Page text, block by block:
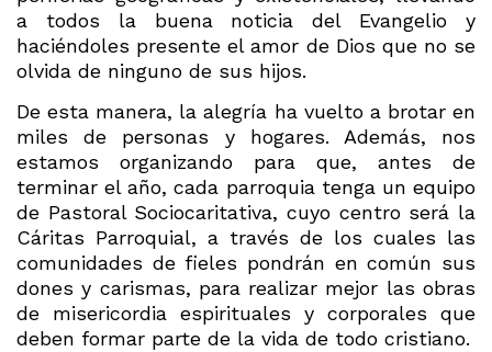
a todos la buena noticia del Evangelio y
haciéndoles presente el amor de Dios que no se
olvida de ninguno de sus hijos.
De esta manera, la alegría ha vuelto a brotar en
miles de personas y hogares. Además, nos
estamos organizando para que, antes de
terminar el año, cada parroquia tenga un equipo
de Pastoral Sociocaritativa, cuyo centro será la
Cáritas Parroquial, a través de los cuales las
comunidades de fieles pondrán en común sus
dones y carismas, para realizar mejor las obras
de misericordia espirituales y corporales que
deben formar parte de la vida de todo cristiano.